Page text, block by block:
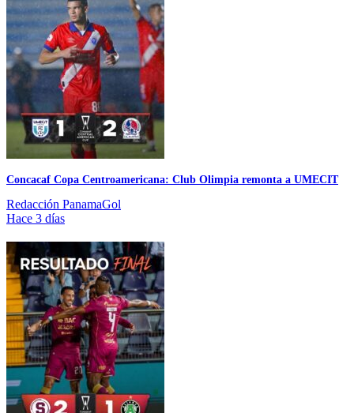
Concacaf Copa Centroamericana: Club Olimpia remonta a UMECIT
Redacción PanamaGol
Hace 3 días